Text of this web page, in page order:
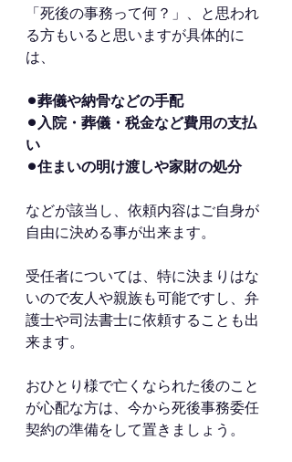
「死後の事務って何？」、と思われ
る方もいると思いますが具体的に
は、
⚫︎葬儀や納骨などの手配
⚫︎入院・葬儀・税金など費用の支払
い
⚫︎住まいの明け渡しや家財の処分
などが該当し、依頼内容はご自身が
自由に決める事が出来ます。
受任者については、特に決まりはな
いので友人や親族も可能ですし、弁
護士や司法書士に依頼することも出
来ます。
おひとり様で亡くなられた後のこと
が心配な方は、今から死後事務委任
契約の準備をして置きましょう。